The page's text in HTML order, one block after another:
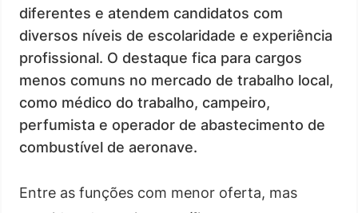
diferentes e atendem candidatos com
diversos níveis de escolaridade e experiência
profissional. O destaque fica para cargos
menos comuns no mercado de trabalho local,
como médico do trabalho, campeiro,
perfumista e operador de abastecimento de
combustível de aeronave.
Entre as funções com menor oferta, mas